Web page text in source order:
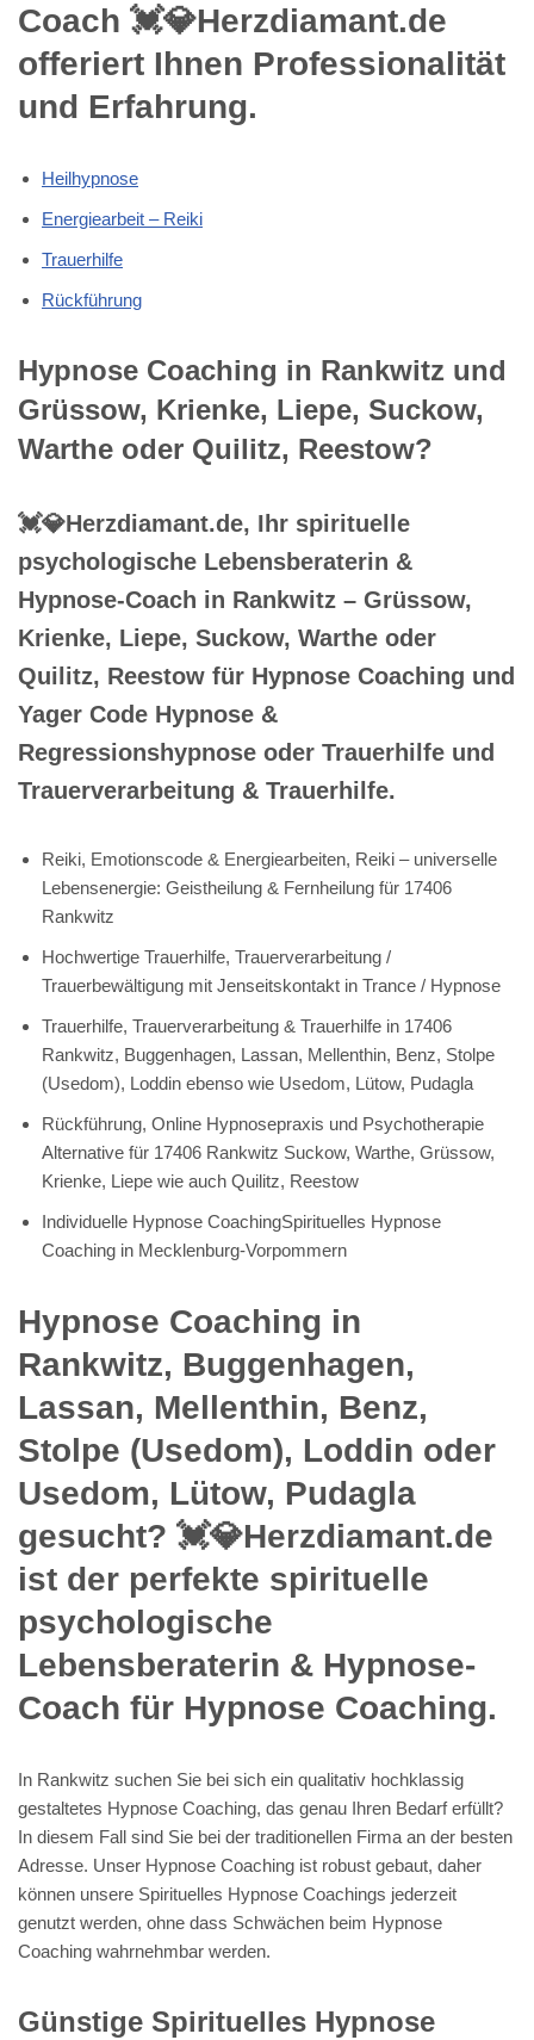
Coach 💓️💎Herzdiamant.de
offeriert Ihnen Professionalität
und Erfahrung.
Heilhypnose
Energiearbeit – Reiki
Trauerhilfe
Rückführung
Hypnose Coaching in Rankwitz und
Grüssow, Krienke, Liepe, Suckow,
Warthe oder Quilitz, Reestow?
💓️💎Herzdiamant.de, Ihr spirituelle
psychologische Lebensberaterin &
Hypnose-Coach in Rankwitz – Grüssow,
Krienke, Liepe, Suckow, Warthe oder
Quilitz, Reestow für Hypnose Coaching und
Yager Code Hypnose &
Regressionshypnose oder Trauerhilfe und
Trauerverarbeitung & Trauerhilfe.
Reiki, Emotionscode & Energiearbeiten, Reiki – universelle
Lebensenergie: Geistheilung & Fernheilung für 17406
Rankwitz
Hochwertige Trauerhilfe, Trauerverarbeitung /
Trauerbewältigung mit Jenseitskontakt in Trance / Hypnose
Trauerhilfe, Trauerverarbeitung & Trauerhilfe in 17406
Rankwitz, Buggenhagen, Lassan, Mellenthin, Benz, Stolpe
(Usedom), Loddin ebenso wie Usedom, Lütow, Pudagla
Rückführung, Online Hypnosepraxis und Psychotherapie
Alternative für 17406 Rankwitz Suckow, Warthe, Grüssow,
Krienke, Liepe wie auch Quilitz, Reestow
Individuelle Hypnose CoachingSpirituelles Hypnose
Coaching in Mecklenburg-Vorpommern
Hypnose Coaching in
Rankwitz, Buggenhagen,
Lassan, Mellenthin, Benz,
Stolpe (Usedom), Loddin oder
Usedom, Lütow, Pudagla
gesucht? 💓️💎Herzdiamant.de
ist der perfekte spirituelle
psychologische
Lebensberaterin & Hypnose-
Coach für Hypnose Coaching.
In Rankwitz suchen Sie bei sich ein qualitativ hochklassig
gestaltetes Hypnose Coaching, das genau Ihren Bedarf erfüllt?
In diesem Fall sind Sie bei der traditionellen Firma an der besten
Adresse. Unser Hypnose Coaching ist robust gebaut, daher
können unsere Spirituelles Hypnose Coachings jederzeit
genutzt werden, ohne dass Schwächen beim Hypnose
Coaching wahrnehmbar werden.
Günstige Spirituelles Hypnose